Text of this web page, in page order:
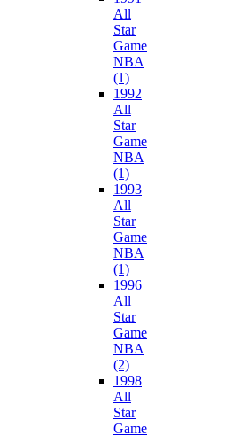
All
Star
Game
NBA
(1)
1992
All
Star
Game
NBA
(1)
1993
All
Star
Game
NBA
(1)
1996
All
Star
Game
NBA
(2)
1998
All
Star
Game